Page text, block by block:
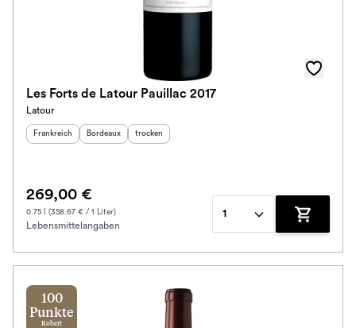
Les Forts de Latour Pauillac 2017
Latour
Herkunftsland
Frankreich Herkunftsregion:
Bordeaux Geschmack
trocken
269,00 €
0.75 l (358.67 € / 1 Liter)
Lebensmittelangaben
1
Zum
100
Punkte
Robert